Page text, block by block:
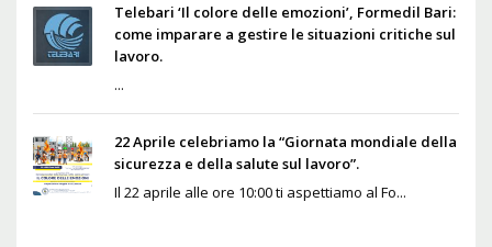
Telebari ‘Il colore delle emozioni’, Formedil Bari:
come imparare a gestire le situazioni critiche sul
lavoro.
...
22 Aprile celebriamo la “Giornata mondiale della
sicurezza e della salute sul lavoro”.
Il 22 aprile alle ore 10:00 ti aspettiamo al Fo...